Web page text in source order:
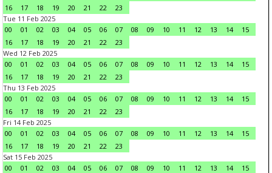
16
17 18 19 20 21 22
23
Tue 11 Feb 2025
00
01 02 03 04 05 06 07 08 09 10 11 12 13 14
15
16
17 18 19 20 21 22
23
Wed 12 Feb 2025
00
01 02 03 04 05 06 07 08 09 10 11 12 13 14
15
16
17 18 19 20 21 22
23
Thu 13 Feb 2025
00
01 02 03 04 05 06 07 08 09 10 11 12 13 14
15
16
17 18 19 20 21 22
23
Fri 14 Feb 2025
00
01 02 03 04 05 06 07 08 09 10 11 12 13 14
15
16
17 18 19 20 21 22
23
Sat 15 Feb 2025
00
01 02 03 04 05 06 07 08 09 10 11 12 13 14
15